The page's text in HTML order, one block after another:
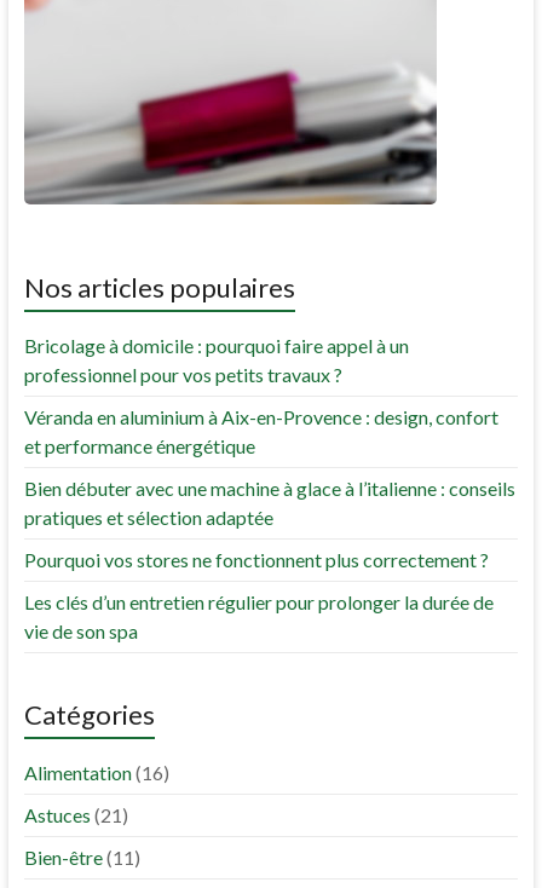
Nos articles populaires
Bricolage à domicile : pourquoi faire appel à un
professionnel pour vos petits travaux ?
Véranda en aluminium à Aix-en-Provence : design, confort
et performance énergétique
Bien débuter avec une machine à glace à l’italienne : conseils
pratiques et sélection adaptée
Pourquoi vos stores ne fonctionnent plus correctement ?
Les clés d’un entretien régulier pour prolonger la durée de
vie de son spa
Catégories
Alimentation(16)
Astuces (21)
Bien-être(11)